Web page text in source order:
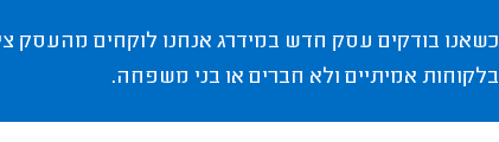
כשאנו בודקים עסק חדש במידרג אנחנו לוקחים מהעסק
בלקוחות אמיתיים ולא חברים או בני משפחה.